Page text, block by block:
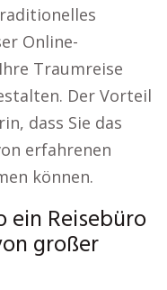
Online-
Traumreise
Der Vorteil
dass Sie das
erfahrenen
können.
ein Reisebüro
großer